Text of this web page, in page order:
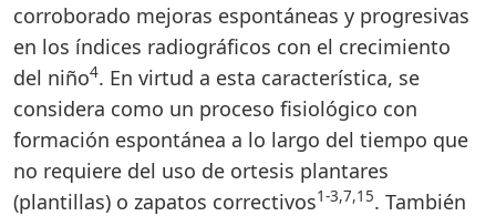
corroborado mejoras espontáneas y progresivas
en los índices radiográficos con el crecimiento
del niño4. En virtud a esta característica, se
considera como un proceso fisiológico con
formación espontánea a lo largo del tiempo que
no requiere del uso de ortesis plantares
(plantillas) o zapatos correctivos1-3,7,15. También